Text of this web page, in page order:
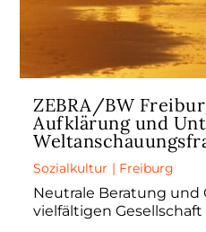
ZEBRA/BW
Aufklärung und
Sozialkultur | Freiburg
Neutrale Beratung
vielfältigen